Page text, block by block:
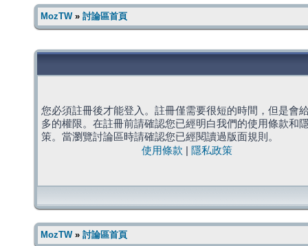
MozTW» 討論區首頁
您必須註冊後才能登入。註冊僅需要很短的時間，但是會
多的權限。在註冊前請確認您已經明白我們的使用條款和
策。當瀏覽討論區時請確認您已經閱讀過版面規則。
使用條款
隱私政策
MozTW» 討論區首頁